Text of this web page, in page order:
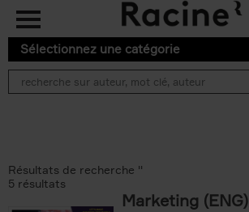
Aller au contenu principal
Sélectionnez une catégorie
Résultats de recherche ''
5 résultats
Marketing (ENG)